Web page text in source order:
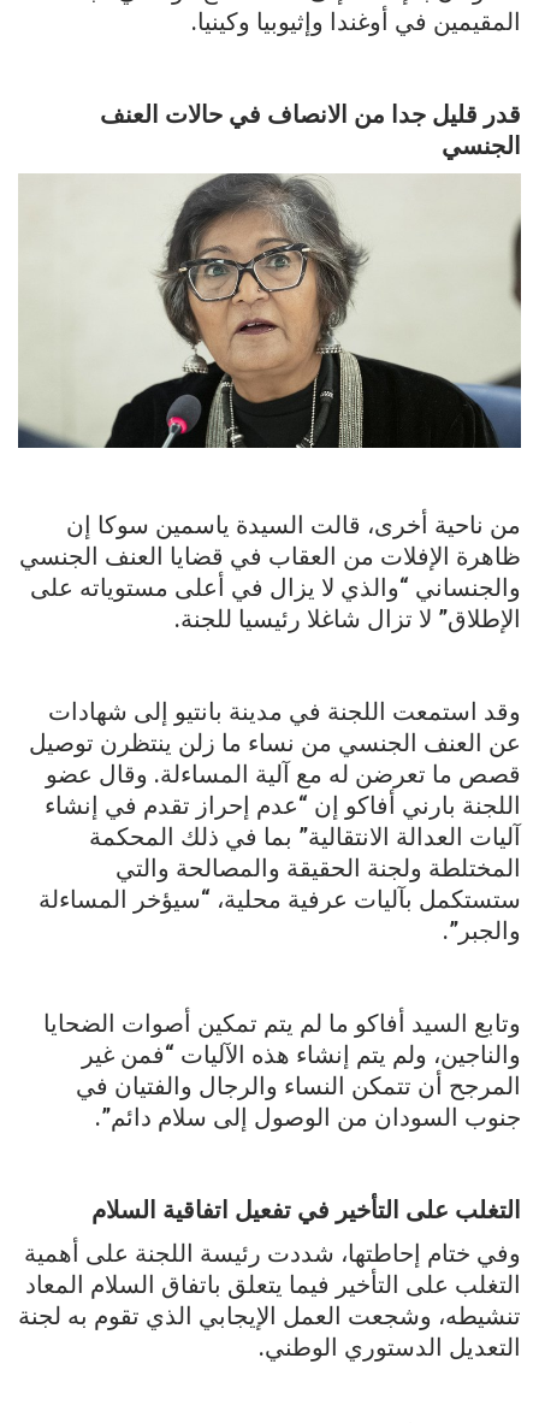
المقيمين في أوغندا وإثيوبيا وكينيا.
قدر قليل جدا من الانصاف في حالات العنف
الجنسي
من ناحية أخرى، قالت السيدة ياسمين سوكا إن
ظاهرة الإفلات من العقاب في قضايا العنف الجنسي
والجنساني “والذي لا يزال في أعلى مستوياته على
الإطلاق” لا تزال شاغلا رئيسيا للجنة.
وقد استمعت اللجنة في مدينة بانتيو إلى شهادات
عن العنف الجنسي من نساء ما زلن ينتظرن توصيل
قصص ما تعرضن له مع آلية المساءلة. وقال عضو
اللجنة بارني أفاكو إن “عدم إحراز تقدم في إنشاء
آليات العدالة الانتقالية” بما في ذلك المحكمة
المختلطة ولجنة الحقيقة والمصالحة والتي
ستستكمل بآليات عرفية محلية، “سيؤخر المساءلة
والجبر”.
وتابع السيد أفاكو ما لم يتم تمكين أصوات الضحايا
والناجين، ولم يتم إنشاء هذه الآليات “فمن غير
المرجح أن تتمكن النساء والرجال والفتيان في
جنوب السودان من الوصول إلى سلام دائم”.
التغلب على التأخير في تفعيل اتفاقية السلام
وفي ختام إحاطتها، شددت رئيسة اللجنة على أهمية
التغلب على التأخير فيما يتعلق باتفاق السلام المعاد
تنشيطه، وشجعت العمل الإيجابي الذي تقوم به لجنة
التعديل الدستوري الوطني.